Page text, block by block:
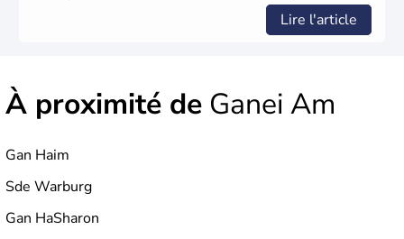
Lire l'article
À proximité de Ganei Am
Gan Haim
Sde Warburg
Gan HaSharon